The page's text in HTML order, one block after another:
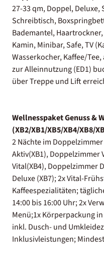
27-33 qm, Doppel, Deluxe,
Schreibtisch,
Bademantel,
Kamin, Minibar, Safe, TV
Wasserkocher, Kaffee/
zur Alleinnutzung (ED1)
über Treppe und Lift
Wellnesspaket Genuss &
(XB2/XB1/XB5/XB4/XB8/
2 Nächte im
Aktiv(XB1), Doppelzimmer
Vital(XB4), Doppelzimmer
Deluxe (XB7); 2x Vital-
Kaffeespezialitäten;
14:00 bis 16:00 Uhr; 2x
Menü;1x Körperpackung
inkl. Dusch- und
Inklusivleistungen;